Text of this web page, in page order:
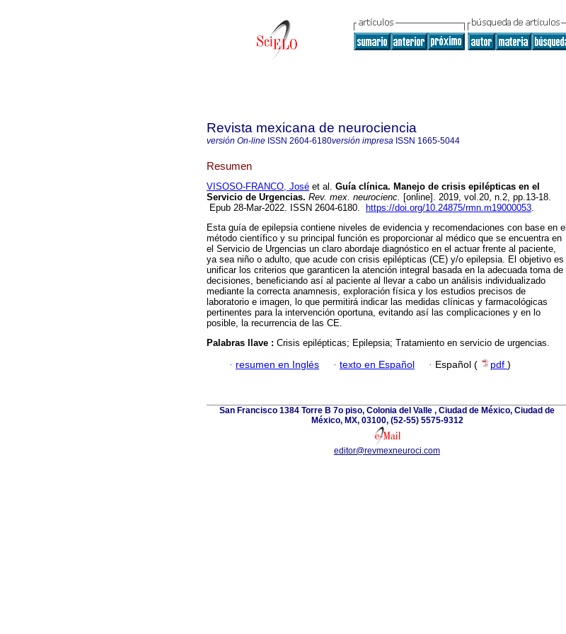
Revista mexicana de neurociencia
versión On-line ISSN 2604-6180versión impresa ISSN 1665-5044
Resumen
VISOSO-FRANCO, José et al. Guía clínica. Manejo de crisis epilépticas en el
Servicio de Urgencias. Rev. mex. neurocienc. [online]. 2019, vol.20, n.2, pp.13-18.
Epub 28-Mar-2022. ISSN 2604-6180.
https://doi.org/10.24875/rmn.m19000053.
Esta guía de epilepsia contiene niveles de evidencia y recomendaciones con base en el
método científico y su principal función es proporcionar al médico que se encuentra en
el Servicio de Urgencias un claro abordaje diagnóstico en el actuar frente al paciente,
ya sea niño o adulto, que acude con crisis epilépticas (CE) y/o epilepsia. El objetivo es
unificar los criterios que garanticen la atención integral basada en la adecuada toma de
decisiones, beneficiando así al paciente al llevar a cabo un análisis individualizado
mediante la correcta anamnesis, exploración física y los estudios precisos de
laboratorio e imagen, lo que permitirá indicar las medidas clínicas y farmacológicas
pertinentes para la intervención oportuna, evitando así las complicaciones y en lo
posible, la recurrencia de las CE.
Palabras llave : Crisis epilépticas; Epilepsia; Tratamiento en servicio de urgencias.
· resumen en Inglés · texto en Español · Español ( pdf )
San Francisco 1384 Torre B 7o piso, Colonia del Valle , Ciudad de México, Ciudad de
México, MX, 03100, (52-55) 5575-9312
editor@revmexneuroci.com